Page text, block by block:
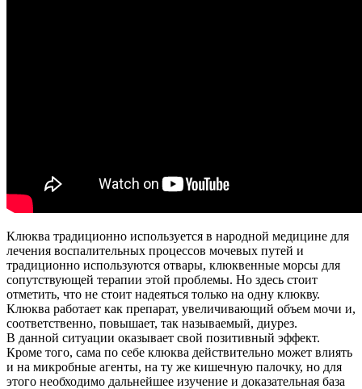
Клюква традиционно используется в народной медицине для
лечения воспалительных процессов мочевых путей и
традиционно используются отвары, клюквенные морсы для
сопутствующей терапии этой проблемы. Но здесь стоит
отметить, что не стоит надеяться только на одну клюкву.
Клюква работает как препарат, увеличивающий объем мочи и,
соответственно, повышает, так называемый, диурез.
В данной ситуации оказывает свой позитивный эффект.
Кроме того, сама по себе клюква действительно может влиять
и на микробные агенты, на ту же кишечную палочку, но для
этого необходимо дальнейшее изучение и доказательная база